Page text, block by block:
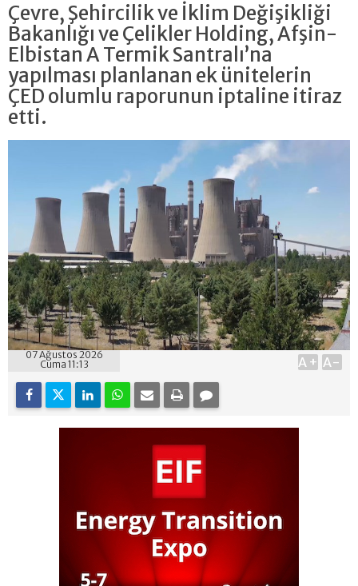
Çevre, Şehircilik ve İklim Değişikliği
Bakanlığı ve Çelikler Holding, Afşin-
Elbistan A Termik Santralı’na
yapılması planlanan ek ünitelerin
ÇED olumlu raporunun iptaline itiraz
etti.
07 Ağustos 2026
Cuma 11:13
A+ A-